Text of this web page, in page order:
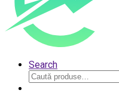
Search
Caută
după: